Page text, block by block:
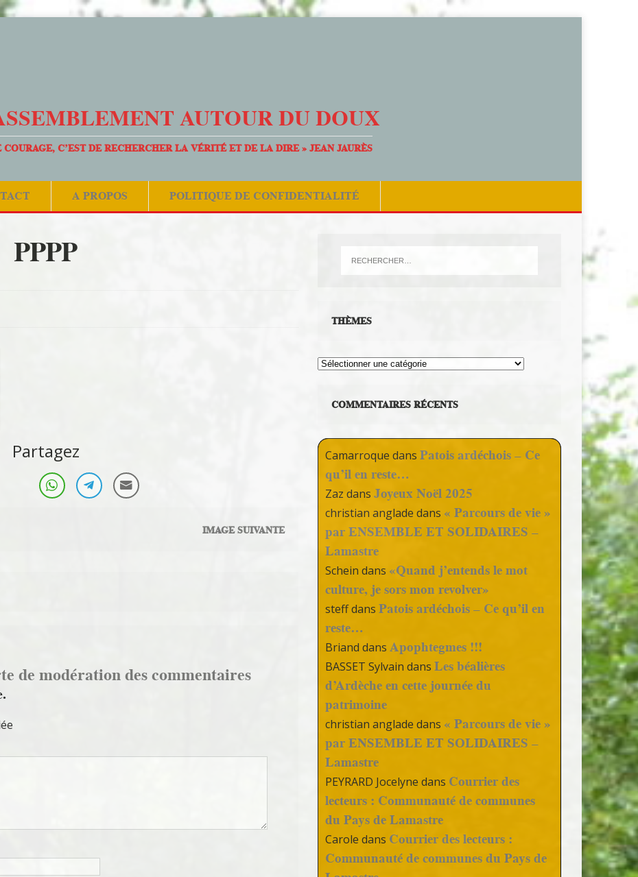
AUTOUR DU DOUX
COURAGE, C’EST DE RECHERCHER LA VÉRITÉ ET DE LA DIRE » JEAN JAURÈS
A PROPOS POLITIQUE DE CONFIDENTIALITÉ
PPPP
Partagez
IMAGE SUIVANTE
de modération des commentaires
THÈMES
Thèmes
COMMENTAIRES RÉCENTS
Camarroque dansPatois ardéchois – Ce
qu’il en reste…
Zaz dansJoyeux Noël 2025
christian anglade dans « Parcours de vie »
par ENSEMBLE ET SOLIDAIRES –
Lamastre
Schein dans «Quand j’entends le mot
culture, je sors mon revolver»
steffdansPatois ardéchois – Ce qu’il en
reste…
Briand dansApophtegmes !!!
BASSET Sylvain dansLes béalières
d’Ardèche en cette journée du
patrimoine
christian anglade dans « Parcours de vie »
par ENSEMBLE ET SOLIDAIRES –
Lamastre
PEYRARD Jocelyne dans Courrier des
lecteurs : Communauté de communes
du Pays de Lamastre
Carole dans Courrier des lecteurs :
Communauté de communes du Pays de